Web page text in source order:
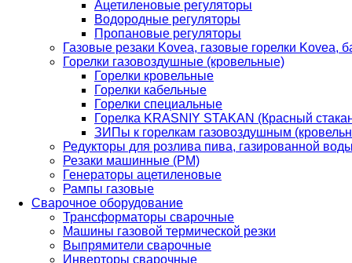
Ацетиленовые регуляторы
Водородные регуляторы
Пропановые регуляторы
Газовые резаки Kovea, газовые горелки Kovea,
Горелки газовоздушные (кровельные)
Горелки кровельные
Горелки кабельные
Горелки специальные
Горелка KRASNIY STAKAN (Красный
ЗИПы к горелкам газовоздушным
Редукторы для розлива пива, газированной
Резаки машинные (РМ)
Генераторы ацетиленовые
Рампы газовые
Сварочное оборудование
Трансформаторы сварочные
Машины газовой термической резки
Выпрямители сварочные
Инверторы сварочные